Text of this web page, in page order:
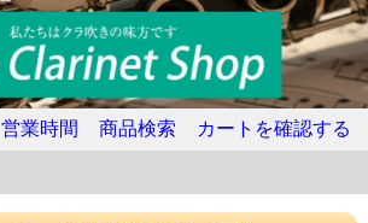
営業時間 商品検索 カートを確認する